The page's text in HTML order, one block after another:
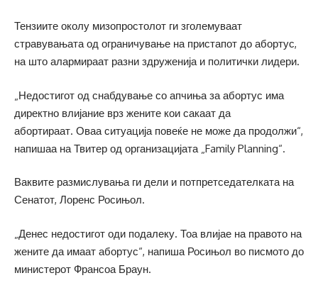
Тензиите околу мизопростолот ги зголемуваат
стравувањата од ограничување на пристапот до абортус,
на што алармираат разни здруженија и политички лидери.
„Недостигот од снабдување со апчиња за абортус има
директно влијание врз жените кои сакаат да
абортираат. Оваа ситуација повеќе не може да продолжи“,
напишаа на Твитер од организацијата „Family Planning“.
Ваквите размислувања ги дели и потпретседателката на
Сенатот, Лоренс Росињол.
„Денес недостигот оди подалеку. Тоа влијае на правото на
жените да имаат абортус“, напиша Росињол во писмото до
министерот Франсоа Браун.